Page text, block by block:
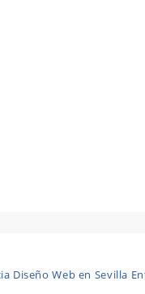
Diseño Web en Sevilla